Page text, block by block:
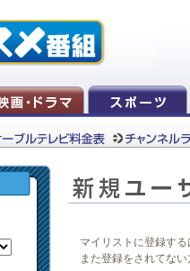
マイリストに登録す
また登録をされてな